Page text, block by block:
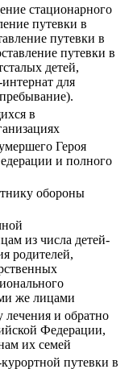
стационарного
путевки в
путевки в
путевки в
детей,
для
в
Героя
и полного
обороны
из числа детей-
родителей,
же лицами
лечения и обратно
Федерации,
их семей
путевки в